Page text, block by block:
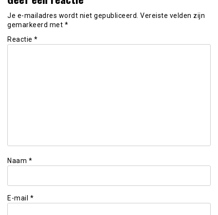
Je e-mailadres wordt niet gepubliceerd. Vereiste velden zijn
gemarkeerd met *
Reactie *
Naam *
E-mail *